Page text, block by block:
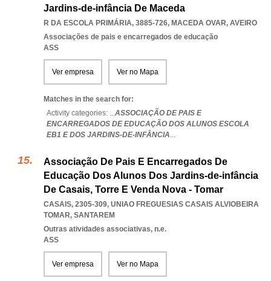
Jardins-de-infância De Maceda
R DA ESCOLA PRIMÁRIA, 3885-726, MACEDA OVAR, AVEIRO
Associações de pais e encarregados de educação
ASS
Ver empresa Ver no Mapa
Matches in the search for:
Activity categories: ...ASSOCIAÇÃO DE PAIS E
ENCARREGADOS DE EDUCAÇÃO DOS ALUNOS ESCOLA
EB1 E DOS JARDINS-DE-INFÂNCIA...
Associação De Pais E Encarregados De
Educação Dos Alunos Dos Jardins-de-infância
De Casais, Torre E Venda Nova - Tomar
CASAIS, 2305-309, UNIAO FREGUESIAS CASAIS ALVIOBEIRA
TOMAR, SANTAREM
Outras atividades associativas, n.e.
ASS
Ver empresa Ver no Mapa